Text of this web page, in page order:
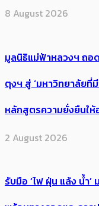
8 August 2026
มูลนิธิแม่ฟ้าหลวงฯ ถอ
ตุงฯ สู่ ‘มหาวิทยาลัย
หลักสูตรความยั่งยืนให้
2 August 2026
รับมือ ‘ไฟ ฝุ่น แล้ง น้ำ’